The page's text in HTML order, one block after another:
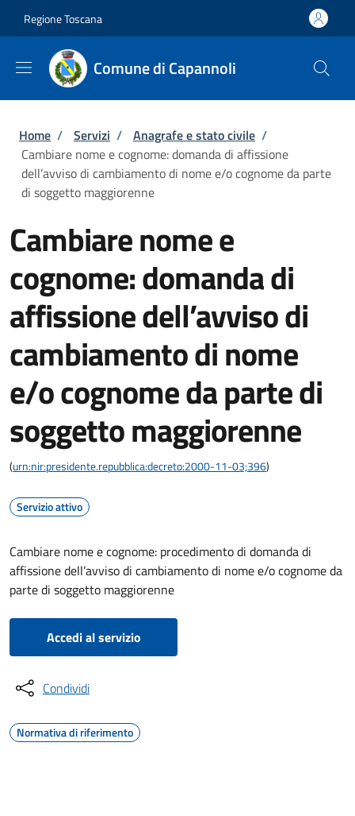
Regione Toscana
Comune di Capannoli
Briciole di pane
Home / Servizi / Anagrafe e stato civile /
Cambiare nome e cognome: domanda di affissione
dell’avviso di cambiamento di nome e/o cognome da parte
di soggetto maggiorenne
Cambiare nome e
cognome: domanda di
affissione dell’avviso di
cambiamento di nome
e/o cognome da parte di
soggetto maggiorenne
(urn:nir:presidente.repubblica:decreto:2000-11-03;396)
Servizio attivo
Cambiare nome e cognome: procedimento di domanda di
affissione dell’avviso di cambiamento di nome e/o cognome da
parte di soggetto maggiorenne
Accedi al servizio
Condividi
Normativa di riferimento